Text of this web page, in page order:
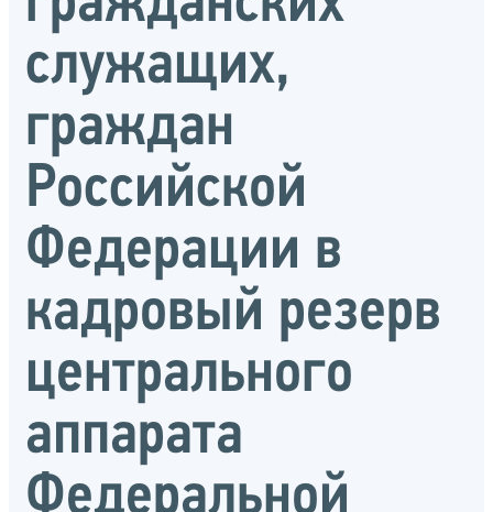
служащих,
граждан
Российской
Федерации в
кадровый резерв
центрального
аппарата
Федеральной